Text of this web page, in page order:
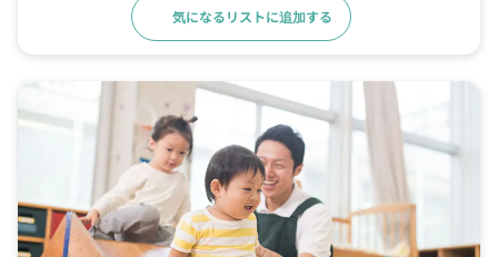
気になるリストに追加する